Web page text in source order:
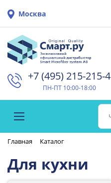
Москва
+7 (495) 215-215-4⁠
ПН-ПТ 10:00-18:00
Главная Каталог
Для кухни